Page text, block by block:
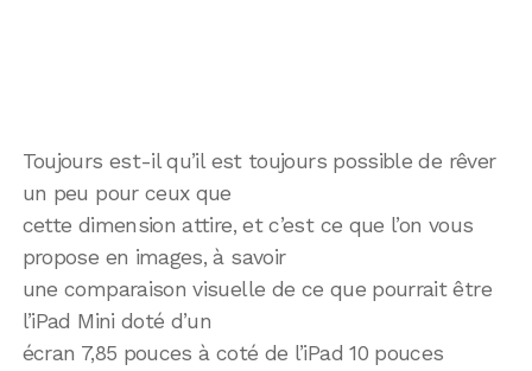
Toujours est-il qu’il est toujours possible de rêver
un peu pour ceux que
cette dimension attire, et c’est ce que l’on vous
propose en images, à savoir
une comparaison visuelle de ce que pourrait être
l’iPad Mini doté d’un
écran 7,85 pouces à coté de l’iPad 10 pouces